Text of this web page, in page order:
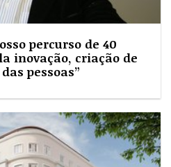
percurso de 40
inovação, criação de
pessoas”